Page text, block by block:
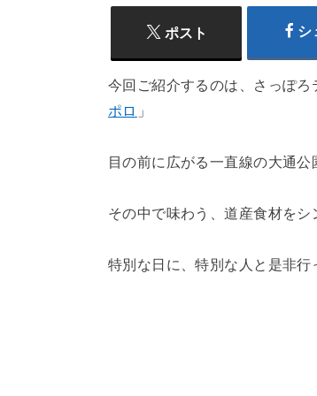
ポスト シ
今回ご紹介するのは、さっぽ
ポロ 」
目の前に広がる一直線の大通公
その中で味わう、道産食材をシ
特別な日に、特別な人と是非行